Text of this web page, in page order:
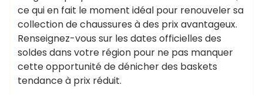
ce qui en fait le moment idéal pour renouveler sa
collection de chaussures à des prix avantageux.
Renseignez-vous sur les dates officielles des
soldes dans votre région pour ne pas manquer
cette opportunité de dénicher des baskets
tendance à prix réduit.